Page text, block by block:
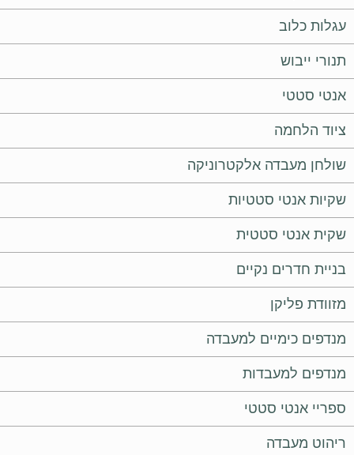
עגלות כלוב
תנורי ייבוש
אנטי סטטי
ציוד הלחמה
שולחן מעבדה אלקטרוניקה
שקיות אנטי סטטיות
שקית אנטי סטטית
בניית חדרים נקיים
מזוודת פליקן
מנדפים כימיים למעבדה
מנדפים למעבדות
ספריי אנטי סטטי
ריהוט מעבדה